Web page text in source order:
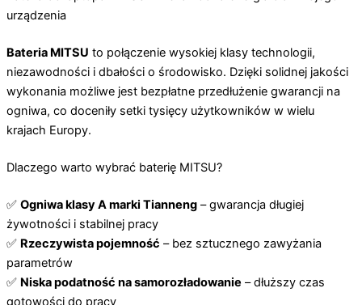
urządzenia
Bateria MITSU to połączenie wysokiej klasy technologii,
niezawodności i dbałości o środowisko. Dzięki solidnej jakości
wykonania możliwe jest bezpłatne przedłużenie gwarancji na
ogniwa, co doceniły setki tysięcy użytkowników w wielu
krajach Europy.
Dlaczego warto wybrać baterię MITSU?
✅ Ogniwa klasy A marki Tianneng – gwarancja długiej
żywotności i stabilnej pracy
✅ Rzeczywista pojemność – bez sztucznego zawyżania
parametrów
✅ Niska podatność na samorozładowanie – dłuższy czas
gotowości do pracy